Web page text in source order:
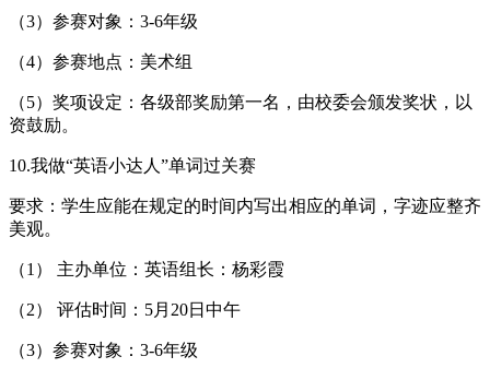
（3）参赛对象：3-6年级
（4）参赛地点：美术组
（5）奖项设定：各级部奖励第一名，由校委会颁发奖状，以
资鼓励。
10.我做“英语小达人”单词过关赛
要求：学生应能在规定的时间内写出相应的单词，字迹应整齐
美观。
（1） 主办单位：英语组长：杨彩霞
（2） 评估时间：5月20日中午
（3）参赛对象：3-6年级